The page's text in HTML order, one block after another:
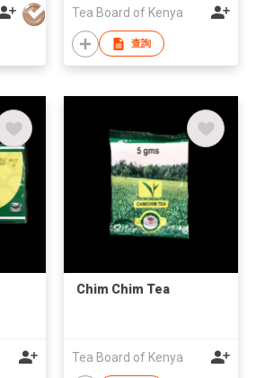
Tea Board of Kenya
查詢
Chim Chim Tea
Tea Board of Kenya